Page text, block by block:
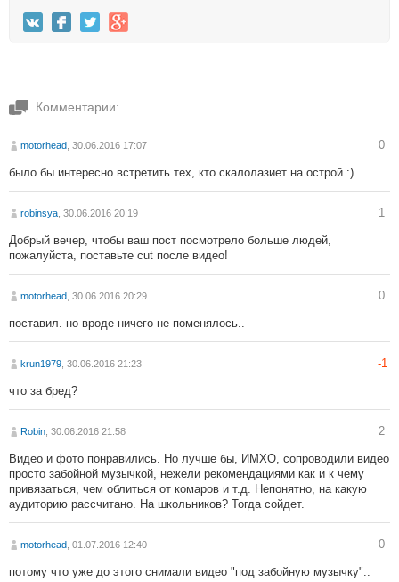
Комментарии:
motorhead , 30.06.2016 17:07 0
было бы интересно встретить тех, кто скалолазиет на острой :)
robinsya , 30.06.2016 20:19 1
Добрый вечер, чтобы ваш пост посмотрело больше людей,
пожалуйста, поставьте cut после видео!
motorhead , 30.06.2016 20:29 0
поставил. но вроде ничего не поменялось..
krun1979 , 30.06.2016 21:23 -1
что за бред?
Robin , 30.06.2016 21:58 2
Видео и фото понравились. Но лучше бы, ИМХО, сопроводили видео
просто забойной музычкой, нежели рекомендациями как и к чему
привязаться, чем облиться от комаров и т.д. Непонятно, на какую
аудиторию рассчитано. На школьников? Тогда сойдет.
motorhead , 01.07.2016 12:40 0
потому что уже до этого снимали видео "под забойную музычку"..